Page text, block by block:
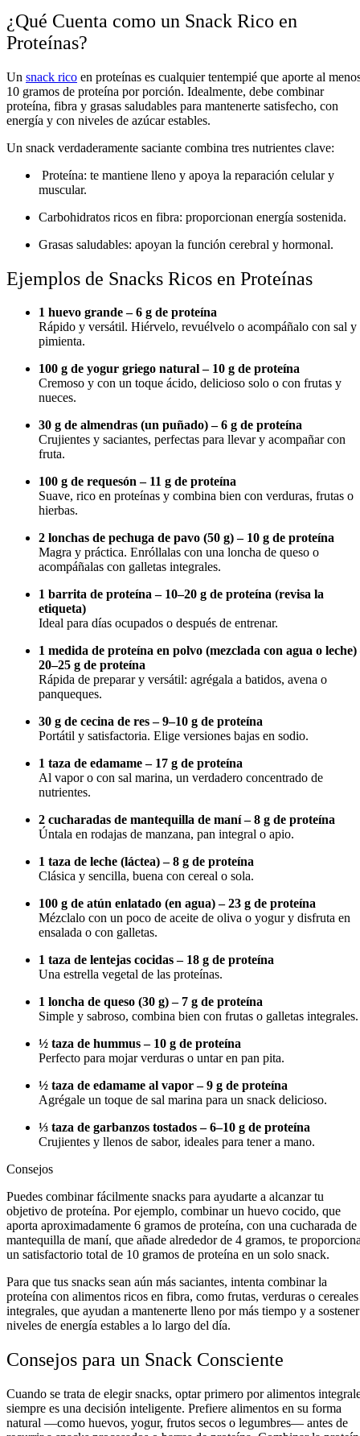
¿Qué Cuenta como un Snack Rico en
Proteínas?
Un snack rico en proteínas es cualquier tentempié que aporte al
10 gramos de proteína por porción. Idealmente, debe combinar
proteína, fibra y grasas saludables para mantenerte satisfecho, con
energía y con niveles de azúcar estables.
Un snack verdaderamente saciante combina tres nutrientes clave:
Proteína: te mantiene lleno y apoya la reparación celular y
muscular.
Carbohidratos ricos en fibra: proporcionan energía sostenida.
Grasas saludables: apoyan la función cerebral y hormonal.
Ejemplos de Snacks Ricos en Proteínas
1 huevo grande – 6 g de proteína
Rápido y versátil. Hiérvelo, revuélvelo o acompáñalo con sal y
pimienta.
100 g de yogur griego natural – 10 g de proteína
Cremoso y con un toque ácido, delicioso solo o con frutas y
nueces.
30 g de almendras (un puñado) – 6 g de proteína
Crujientes y saciantes, perfectas para llevar y acompañar con
fruta.
100 g de requesón – 11 g de proteína
Suave, rico en proteínas y combina bien con verduras, frutas o
hierbas.
2 lonchas de pechuga de pavo (50 g) – 10 g de proteína
Magra y práctica. Enróllalas con una loncha de queso o
acompáñalas con galletas integrales.
1 barrita de proteína – 10–20 g de proteína (revisa la
etiqueta)
Ideal para días ocupados o después de entrenar.
1 medida de proteína en polvo (mezclada con agua o leche)
20–25 g de proteína
Rápida de preparar y versátil: agrégala a batidos, avena o
panqueques.
30 g de cecina de res – 9–10 g de proteína
Portátil y satisfactoria. Elige versiones bajas en sodio.
1 taza de edamame – 17 g de proteína
Al vapor o con sal marina, un verdadero concentrado de
nutrientes.
2 cucharadas de mantequilla de maní – 8 g de proteína
Úntala en rodajas de manzana, pan integral o apio.
1 taza de leche (láctea) – 8 g de proteína
Clásica y sencilla, buena con cereal o sola.
100 g de atún enlatado (en agua) – 23 g de proteína
Mézclalo con un poco de aceite de oliva o yogur y disfruta en
ensalada o con galletas.
1 taza de lentejas cocidas – 18 g de proteína
Una estrella vegetal de las proteínas.
1 loncha de queso (30 g) – 7 g de proteína
Simple y sabroso, combina bien con frutas o galletas integrales.
½ taza de hummus – 10 g de proteína
Perfecto para mojar verduras o untar en pan pita.
½ taza de edamame al vapor – 9 g de proteína
Agrégale un toque de sal marina para un snack delicioso.
⅓ taza de garbanzos tostados – 6–10 g de proteína
Crujientes y llenos de sabor, ideales para tener a mano.
Consejos
Puedes combinar fácilmente snacks para ayudarte a alcanzar tu
objetivo de proteína. Por ejemplo, combinar un huevo cocido, que
aporta aproximadamente 6 gramos de proteína, con una cucharada de
mantequilla de maní, que añade alrededor de 4 gramos, te
un satisfactorio total de 10 gramos de proteína en un solo snack.
Para que tus snacks sean aún más saciantes, intenta combinar la
proteína con alimentos ricos en fibra, como frutas, verduras o cereales
integrales, que ayudan a mantenerte lleno por más tiempo y a sostener
niveles de energía estables a lo largo del día.
Consejos para un Snack Consciente
Cuando se trata de elegir snacks, optar primero por alimentos
siempre es una decisión inteligente. Prefiere alimentos en su forma
natural —como huevos, yogur, frutos secos o legumbres— antes de